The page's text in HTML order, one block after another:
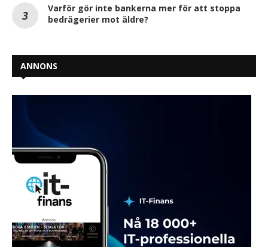
Varför gör inte bankerna mer för att stoppa
bedrägerier mot äldre?
ANNONS